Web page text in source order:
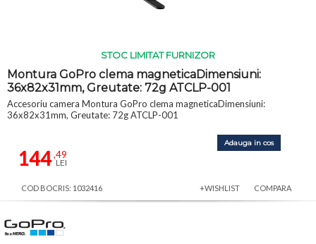
STOC LIMITAT FURNIZOR
Montura GoPro clema magneticaDimensiuni:
36x82x31mm, Greutate: 72g ATCLP-001
Accesoriu camera Montura GoPro clema magneticaDimensiuni:
36x82x31mm, Greutate: 72g ATCLP-001
144,49
LEI
Adauga in cos
COD BOCRIS: 1032416 +WISHLIST COMPARA